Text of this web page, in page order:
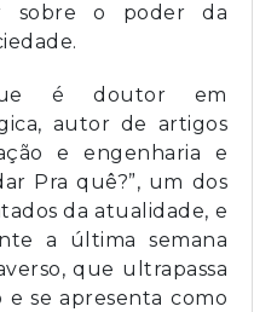
sobre o poder da
é doutor em
autor de artigos
e engenharia e
Pra quê?”, um dos
da atualidade, e
a última semana
que ultrapassa
se apresenta como